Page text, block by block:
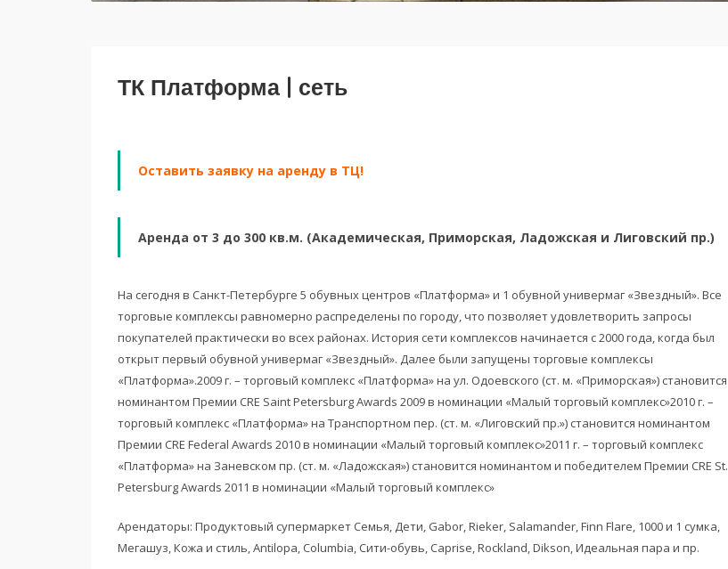
ТК Платформа | сеть
Оставить заявку на аренду в ТЦ!
Аренда от 3 до 300 кв.м. (Академическая, Приморская, Ладожская и Лиговский пр.)
На сегодня в Санкт-Петербурге 5 обувных центров «Платформа» и 1 обувной универмаг «Звездный». Все
торговые комплексы равномерно распределены по городу, что позволяет удовлетворить запросы
покупателей практически во всех районах. История сети комплексов начинается с 2000 года, когда был
открыт первый обувной универмаг «Звездный». Далее были запущены торговые комплексы
«Платформа».2009 г. – торговый комплекс «Платформа» на ул. Одоевского (ст. м. «Приморская») становится
номинантом Премии CRE Saint Petersburg Awards 2009 в номинации «Малый торговый комплекс»2010 г. –
торговый комплекс «Платформа» на Транспортном пер. (ст. м. «Лиговский пр.») становится номинантом
Премии CRE Federal Awards 2010 в номинации «Малый торговый комплекс»2011 г. – торговый комплекс
«Платформа» на Заневском пр. (ст. м. «Ладожская») становится номинантом и победителем Премии CRE St.
Petersburg Awards 2011 в номинации «Малый торговый комплекс»
Арендаторы: Продуктовый супермаркет Семья, Дети, Gabor, Rieker, Salamander, Finn Flare, 1000 и 1 сумка,
Мегашуз, Кожа и стиль, Antilopa, Columbia, Сити-обувь, Caprise, Rockland, Dikson, Идеальная пара и пр.